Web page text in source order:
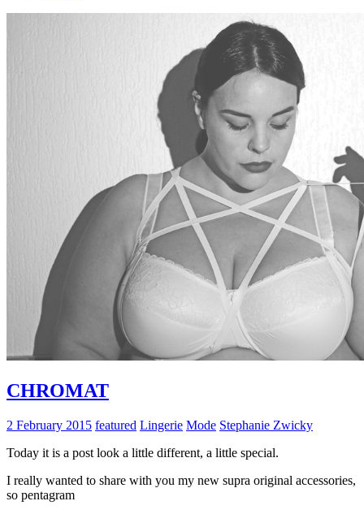
CHROMAT
2 February 2015 featured Lingerie Mode Stephanie Zwicky
Today it is a post look a little different, a little special.
I really wanted to share with you my new supra original accessories,
so pentagram